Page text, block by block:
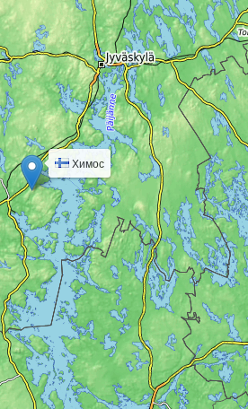
ÐšÐ¾Ð»Ð¸Ñ‡ÐµÑÑ‚Ð²Ð¾
Химос